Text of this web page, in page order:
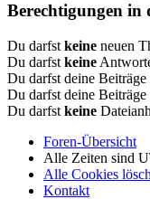
Berechtigungen in
Du darfst keine neuen
Du darfst keine
Du darfst deine
Du darfst deine
Du darfst keine
Foren-Übersicht
Alle Zeiten sind
Alle Cookies
Kontakt